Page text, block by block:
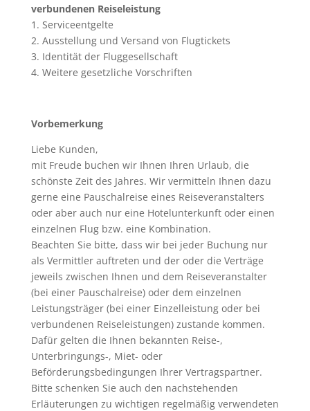
verbundenen Reiseleistung
1. Serviceentgelte
2. Ausstellung und Versand von Flugtickets
3. Identität der Fluggesellschaft
4. Weitere gesetzliche Vorschriften
Vorbemerkung
Liebe Kunden,
mit Freude buchen wir Ihnen Ihren Urlaub, die
schönste Zeit des Jahres. Wir vermitteln Ihnen dazu
gerne eine Pauschalreise eines Reiseveranstalters
oder aber auch nur eine Hotelunterkunft oder einen
einzelnen Flug bzw. eine Kombination.
Beachten Sie bitte, dass wir bei jeder Buchung nur
als Vermittler auftreten und der oder die Verträge
jeweils zwischen Ihnen und dem Reiseveranstalter
(bei einer Pauschalreise) oder dem einzelnen
Leistungsträger (bei einer Einzelleistung oder bei
verbundenen Reiseleistungen) zustande kommen.
Dafür gelten die Ihnen bekannten Reise-,
Unterbringungs-, Miet- oder
Beförderungsbedingungen Ihrer Vertragspartner.
Bitte schenken Sie auch den nachstehenden
Erläuterungen zu wichtigen regelmäßig verwendeten